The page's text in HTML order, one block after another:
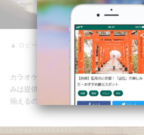
▲ ロビーの一角
カラオケはカラオケルームのレンタルの
みは提供されないものの、日中ワイワイ
揃えるのもまた楽しい！